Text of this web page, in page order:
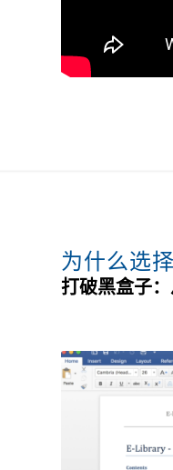
为什么选
打破黑盒子